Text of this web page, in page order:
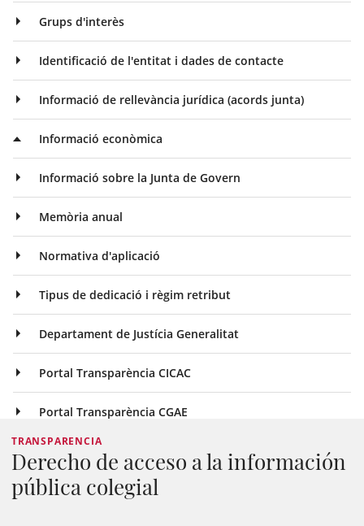
Grups d'interès
Identificació de l'entitat i dades de contacte
Informació de rellevància jurídica (acords junta)
Informació econòmica
Informació sobre la Junta de Govern
Memòria anual
Normativa d'aplicació
Tipus de dedicació i règim retribut
Departament de Justícia Generalitat
Portal Transparència CICAC
Portal Transparència CGAE
TRANSPARENCIA
Derecho de acceso a la información
pública colegial